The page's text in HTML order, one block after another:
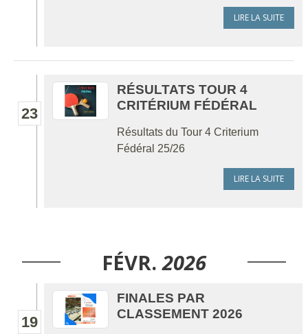
LIRE LA SUITE
23
RÉSULTATS TOUR 4
CRITÉRIUM FÉDÉRAL
Résultats du Tour 4 Criterium
Fédéral 25/26
LIRE LA SUITE
FÉVR. 2026
19
FINALES PAR
CLASSEMENT 2026